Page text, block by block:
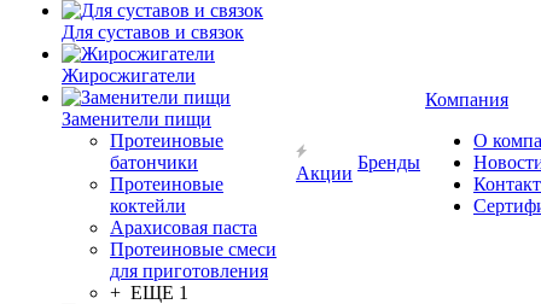
Для суставов и связок
Жиросжигатели
Заменители пищи
Протеиновые
батончики
Протеиновые
коктейли
Арахисовая паста
Протеиновые смеси
для приготовления
+ ЕЩЕ 1
Акции
Бренды
Компания
О